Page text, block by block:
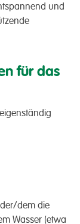
und
für das
der/dem die
Wasser (etwa